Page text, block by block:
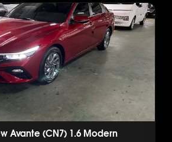
Avante (CN7) 1.6 Modern